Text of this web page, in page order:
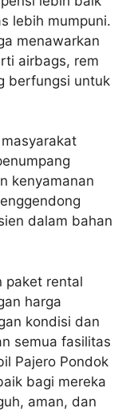
lebih mumpuni.
menawarkan
airbags, rem
berfungsi untuk
kenyamanan
dalam bahan
paket rental
harga
kondisi dan
semua fasilitas
Pajero Pondok
bagi mereka
aman, dan